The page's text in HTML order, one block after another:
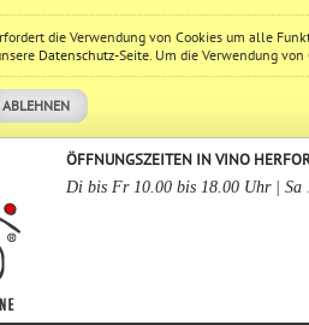
die Verwendung von Cookies um alle
Datenschutz-Seite. Um die Verwendung
ABLEHNEN
ÖFFNUNGSZEITEN IN VINO
Di bis Fr 10.00 bis 18.00 Uhr | Sa